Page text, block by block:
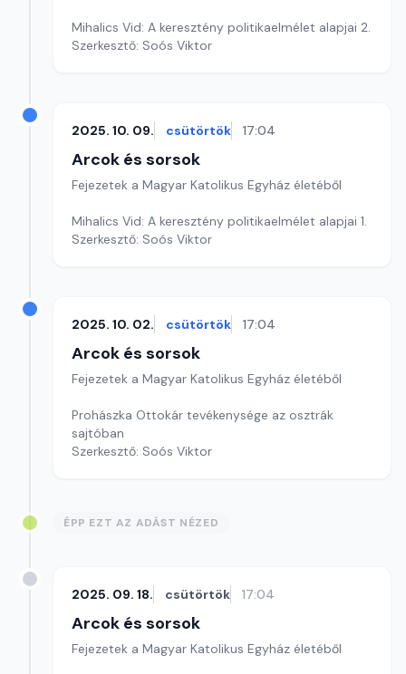
Mihalics Vid: A keresztény politikaelmélet alapjai 2.
Szerkesztő: Soós Viktor
2025. 10. 09. csütörtök 17:04
Arcok és sorsok
Fejezetek a Magyar Katolikus Egyház életéből
Mihalics Vid: A keresztény politikaelmélet alapjai 1.
Szerkesztő: Soós Viktor
2025. 10. 02. csütörtök 17:04
Arcok és sorsok
Fejezetek a Magyar Katolikus Egyház életéből
Prohászka Ottokár tevékenysége az osztrák
sajtóban
Szerkesztő: Soós Viktor
ÉPP EZT AZ ADÁST NÉZED
2025. 09. 18. csütörtök 17:04
Arcok és sorsok
Fejezetek a Magyar Katolikus Egyház életéből